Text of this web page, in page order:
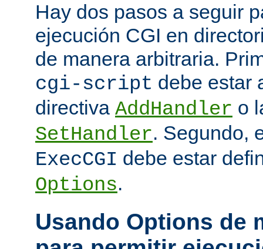
Hay dos pasos a seguir
ejecución CGI en
de manera arbitraria.
cgi-script debe estar
directiva AddHandler o
SetHandler. Segundo,
ExecCGI debe estar
Options.
Usando Options de